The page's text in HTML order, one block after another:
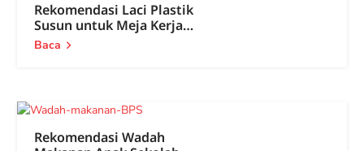
Rekomendasi Laci Plastik
Susun untuk Meja Kerja
dan Rumah
Baca
Rekomendasi Wadah